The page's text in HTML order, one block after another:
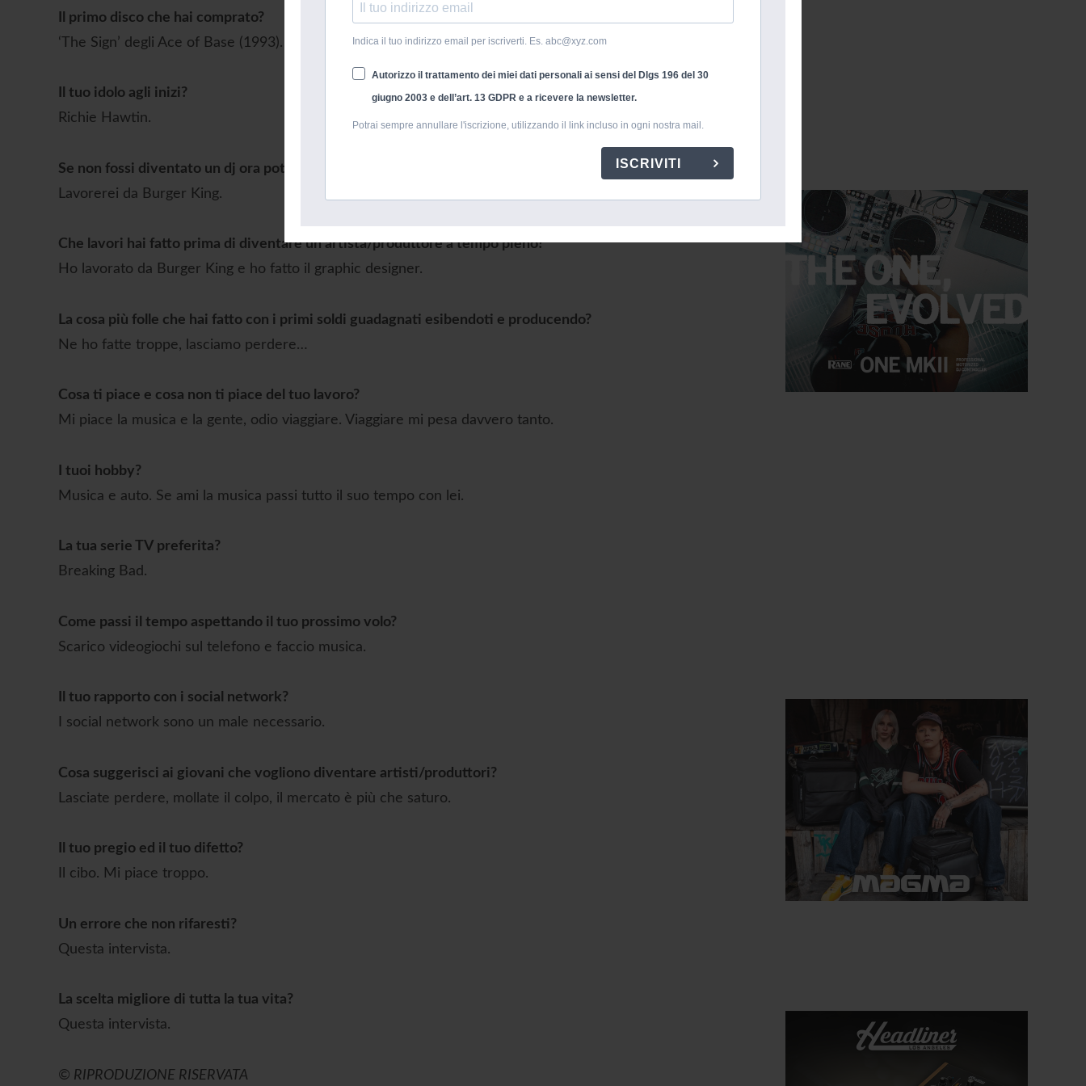
Indica il tuo indirizzo email per iscriverti. Es. abc@xyz.com
Autorizzo il trattamento dei miei dati personali ai sensi del Dlgs 196 del 30
giugno 2003 e dell’art. 13 GDPR e a ricevere la newsletter.
Potrai sempre annullare l'iscrizione, utilizzando il link incluso in ogni nostra mail.
ISCRIVITI
Il primo disco che hai comprato?
‘The Sign’ degli Ace of Base (1993).
Il tuo idolo agli inizi?
Richie Hawtin.
Se non fossi diventato un dj ora potresti essere…
Lavorerei da Burger King.
Che lavori hai fatto prima di diventare un artista/produttore a tempo pieno?
Ho lavorato da Burger King e ho fatto il graphic designer.
La cosa più folle che hai fatto con i primi soldi guadagnati esibendoti e producendo?
Ne ho fatte troppe, lasciamo perdere…
Cosa ti piace e cosa non ti piace del tuo lavoro?
Mi piace la musica e la gente, odio viaggiare. Viaggiare mi pesa davvero tanto.
I tuoi hobby?
Musica e auto. Se ami la musica passi tutto il suo tempo con lei.
La tua serie TV preferita?
Breaking Bad.
Come passi il tempo aspettando il tuo prossimo volo?
Scarico videogiochi sul telefono e faccio musica.
Il tuo rapporto con i social network?
I social network sono un male necessario.
Cosa suggerisci ai giovani che vogliono diventare artisti/produttori?
Lasciate perdere, mollate il colpo, il mercato è più che saturo.
Il tuo pregio ed il tuo difetto?
Il cibo. Mi piace troppo.
Un errore che non rifaresti?
Questa intervista.
La scelta migliore di tutta la tua vita?
Questa intervista.
© RIPRODUZIONE RISERVATA